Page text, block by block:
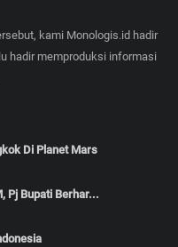
kami Monologis.id hadir
hadir memproduksi informasi
Di Planet Mars
Pj Bupati Berhar...